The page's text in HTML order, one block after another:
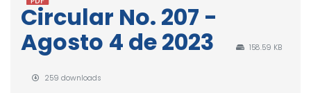
Circular No. 207 -
Agosto 4 de 2023
158.59 KB
259 downloads